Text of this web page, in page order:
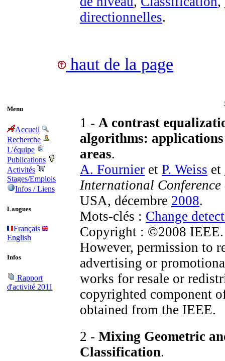
Menu
Accueil
Recherche
L'équipe
Publications
Activités
Stages/Emplois
Infos / Liens
Langues
Français
English
Infos
Rapport
d'activité 2011
directionnelles.
haut de la page
1 - A contrast
algorithms:
areas.
A. Fournier et P. Weiss et
International
USA, décembre 2008.
Mots-clés : Change
Copyright : ©2008 IEEE.
However, permission to
advertising or
works for resale or
copyrighted component
obtained from the IEEE.
2 - Mixing Geometric
Classification.